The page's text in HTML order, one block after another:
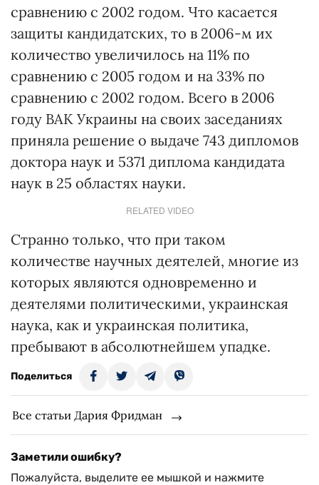
сравнению с 2002 годом. Что касается
защиты кандидатских, то в 2006-м их
количество увеличилось на 11% по
сравнению с 2005 годом и на 33% по
сравнению с 2002 годом. Всего в 2006
году ВАК Украины на своих заседаниях
приняла решение о выдаче 743 дипломов
доктора наук и 5371 диплома кандидата
наук в 25 областях науки.
RELATED VIDEO
Странно только, что при таком
количестве научных деятелей, многие из
которых являются одновременно и
деятелями политическими, украинская
наука, как и украинская политика,
пребывают в абсолютнейшем упадке.
Поделиться
Все статьи Дария Фридман
Заметили ошибку?
Пожалуйста, выделите ее мышкой и нажмите